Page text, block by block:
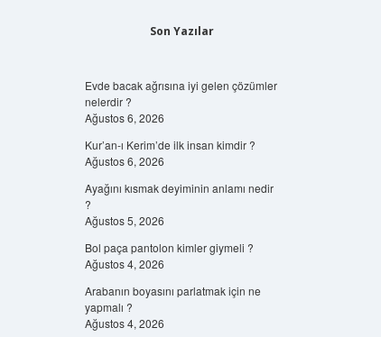
Son Yazılar
Evde bacak ağrısına iyi gelen çözümler
nelerdir ?
Ağustos 6, 2026
Kur’an-ı Kerim’de ilk insan kimdir ?
Ağustos 6, 2026
Ayağını kısmak deyiminin anlamı nedir
?
Ağustos 5, 2026
Bol paça pantolon kimler giymeli ?
Ağustos 4, 2026
Arabanın boyasını parlatmak için ne
yapmalı ?
Ağustos 4, 2026